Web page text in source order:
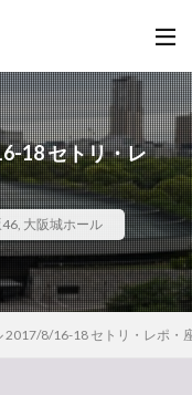
18 セトリ・レ
46, 大阪城ホール
2017/8/16-18 セトリ・レポ・